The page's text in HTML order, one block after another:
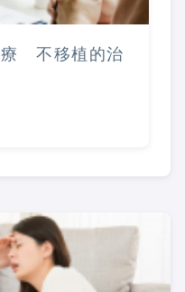
療 不移植的治